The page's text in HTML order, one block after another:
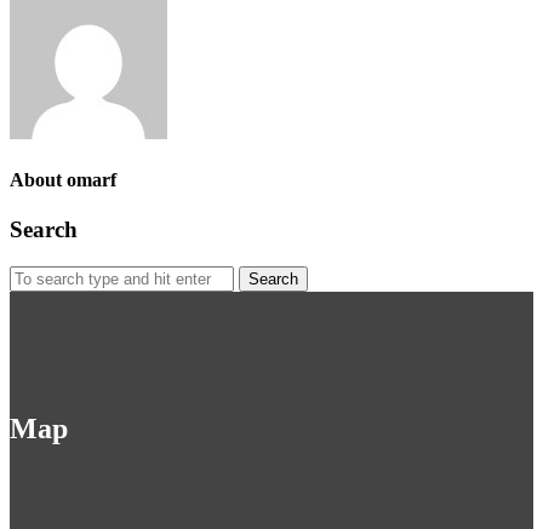
About omarf
Search
Search
for:
Map